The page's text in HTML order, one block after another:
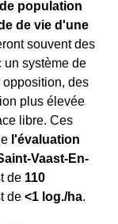
population
de vie d'une
souvent des
un système de
opposition, des
plus élevée
libre. Ces
l'évaluation
Vaast-En-
de 110
de <1 log./ha.